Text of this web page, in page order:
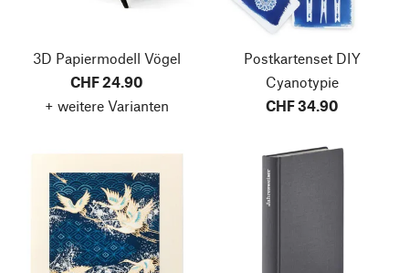
3D Papiermodell Vögel
CHF 24.90
+ weitere Varianten
Postkartenset DIY
Cyanotypie
CHF 34.90